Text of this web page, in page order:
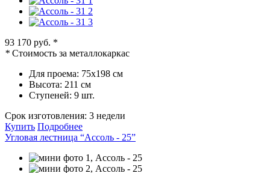
93 170 руб. *
* Стоимость за металлокаркас
Для проема: 75х198 см
Высота: 211 см
Ступеней: 9 шт.
Срок изготовления: 3 недели
Купить Подробнее
Угловая лестница “Ассоль - 25”